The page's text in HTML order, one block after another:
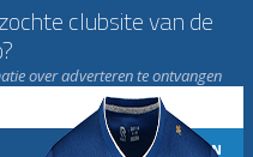
clubsite van de
over adverteren te ontvangen